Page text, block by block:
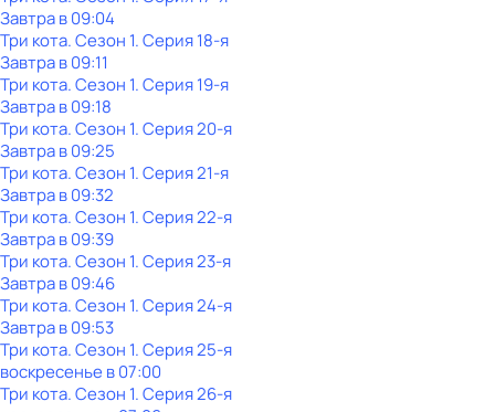
Завтра в 09:04
Три кота. Сезон 1. Серия 18-я
Завтра в 09:11
Три кота. Сезон 1. Серия 19-я
Завтра в 09:18
Три кота. Сезон 1. Серия 20-я
Завтра в 09:25
Три кота. Сезон 1. Серия 21-я
Завтра в 09:32
Три кота. Сезон 1. Серия 22-я
Завтра в 09:39
Три кота. Сезон 1. Серия 23-я
Завтра в 09:46
Три кота. Сезон 1. Серия 24-я
Завтра в 09:53
Три кота. Сезон 1. Серия 25-я
воскресенье в07:00
Три кота. Сезон 1. Серия 26-я